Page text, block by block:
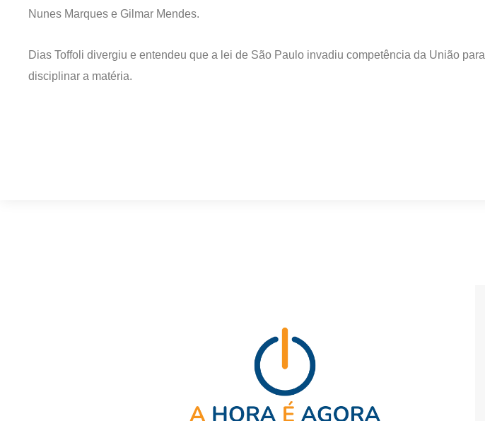
Nunes Marques e Gilmar Mendes.
Dias Toffoli divergiu e entendeu que a lei de São Paulo invadiu competência da União para
disciplinar a matéria.